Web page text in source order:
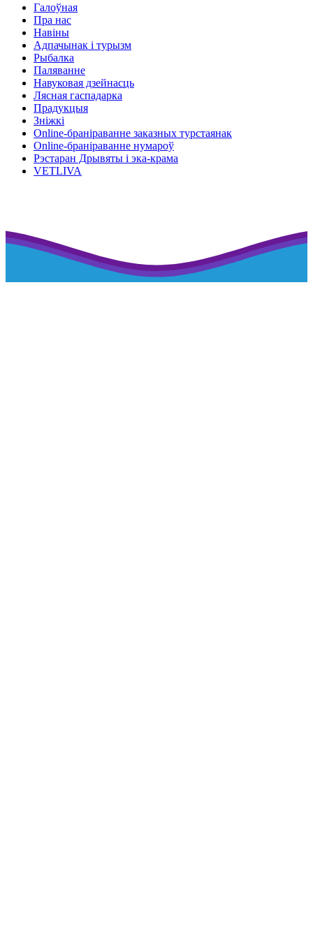
Галоўная
Пра нас
Навіны
Адпачынак і турызм
Рыбалка
Паляванне
Навуковая дзейнасць
Лясная гаспадарка
Прадукцыя
Зніжкі
Оnline-бранiраванне заказных турстаянак
Оnline-бранiраванне нумароў
Рэстаран Дрывяты і эка-крама
VETLIVA